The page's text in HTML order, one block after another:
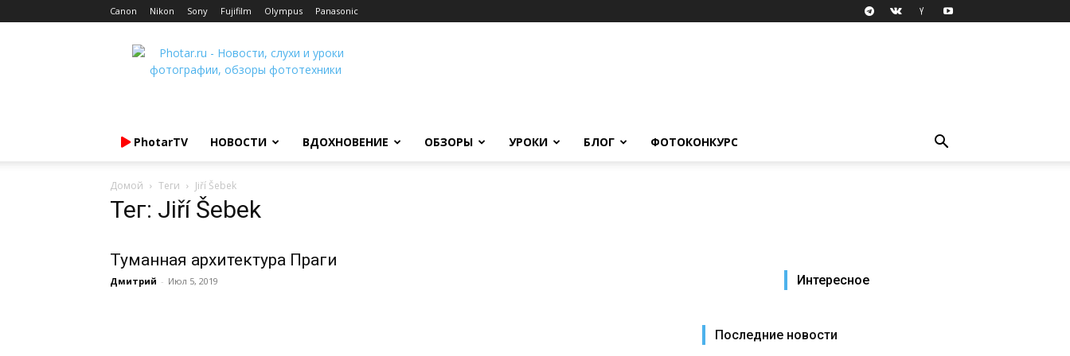
Canon Nikon Sony Fujifilm Olympus Panasonic
Photar.ru
PhotarTV НОВОСТИ ВДОХНОВЕНИЕ ОБЗОРЫ УРОКИ БЛОГ ФОТОКОНКУРС
Домой Теги Jiří Šebek
Тег: Jiří Šebek
Туманная архитектура Праги
Дмитрий - Июл 5, 2019 Интересное
Последние новости